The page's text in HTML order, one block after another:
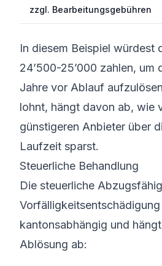
zzgl. Bearbeitungsgebühren
In diesem Beispiel würdest
24’500-25’000 zahlen, um
Jahre vor Ablauf
lohnt, hängt davon ab, wie
günstigeren Anbieter über
Laufzeit sparst.
Steuerliche Behandlung
Die steuerliche
kantonsabhängig und
Ablösung ab: